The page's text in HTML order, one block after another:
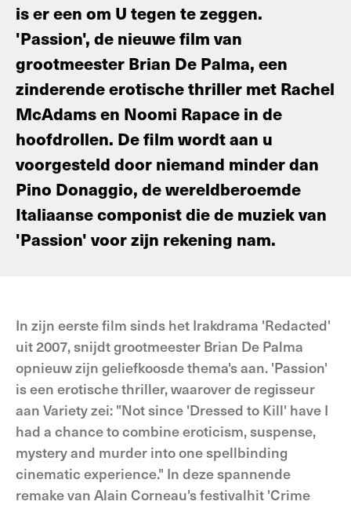
is er een om U tegen te zeggen.
'Passion', de nieuwe film van
grootmeester Brian De Palma, een
zinderende erotische thriller met Rachel
McAdams en Noomi Rapace in de
hoofdrollen. De film wordt aan u
voorgesteld door niemand minder dan
Pino Donaggio, de wereldberoemde
Italiaanse componist die de muziek van
'Passion' voor zijn rekening nam.
In zijn eerste film sinds het Irakdrama 'Redacted'
uit 2007, snijdt grootmeester Brian De Palma
opnieuw zijn geliefkoosde thema's aan. 'Passion'
is een erotische thriller, waarover de regisseur
aan Variety zei: "Not since 'Dressed to Kill' have I
had a chance to combine eroticism, suspense,
mystery and murder into one spellbinding
cinematic experience." In deze spannende
remake van Alain Corneau's festivalhit 'Crime